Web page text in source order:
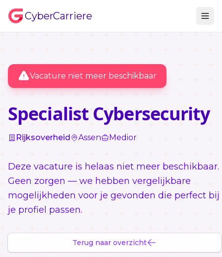
CyberCarriere
Vacature niet meer beschikbaar
Specialist Cybersecurity
Rijksoverheid Assen Medior
Deze vacature is helaas niet meer beschikbaar.
Geen zorgen — we hebben vergelijkbare
mogelijkheden voor je gevonden die perfect bij
je profiel passen.
Terug naar overzicht